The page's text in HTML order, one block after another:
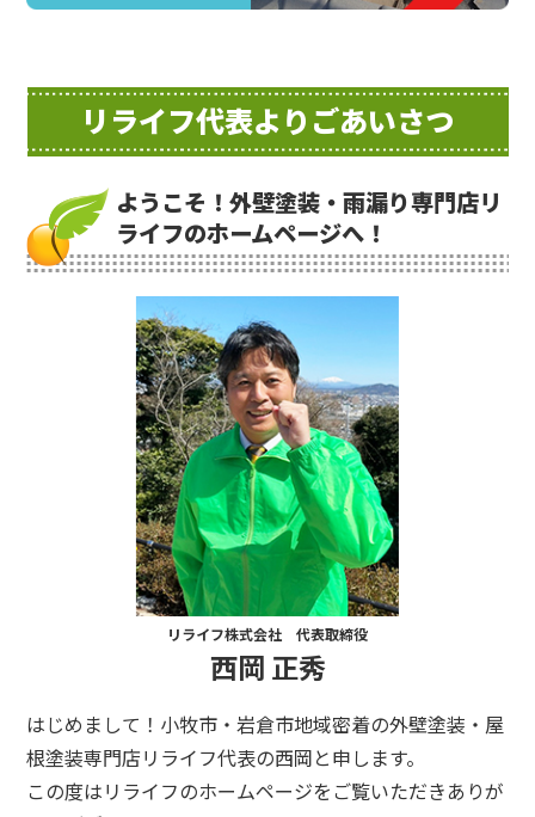
リライフ代表よりごあいさつ
ようこそ！外壁塗装・雨漏り専門店リ
ライフのホームページへ！
リライフ株式会社 代表取締役
西岡 正秀
はじめまして！小牧市・岩倉市地域密着の外壁塗装・屋
根塗装専門店リライフ代表の西岡と申します。
この度はリライフのホームページをご覧いただきありが